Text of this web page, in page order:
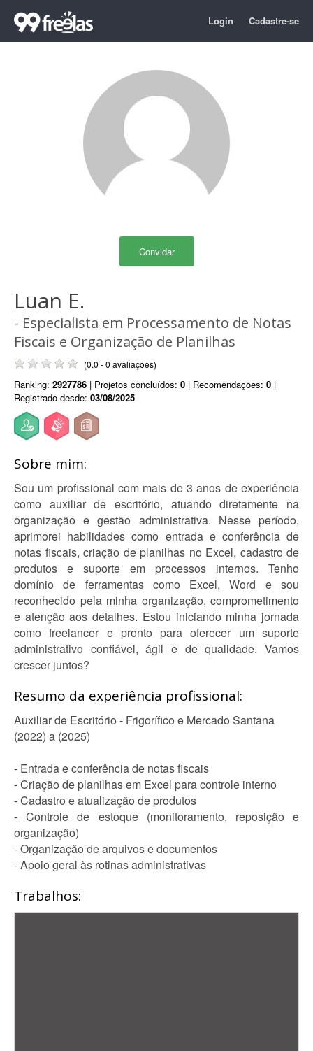
Login Cadastre-se
Convidar
Luan E.
- Especialista em Processamento de Notas
Fiscais e Organização de Planilhas
(0.0 - 0 avaliações)
Ranking: 2927786 | Projetos concluídos: 0 | Recomendações: 0 |
Registrado desde: 03/08/2025
Sobre mim:
Sou um profissional com mais de 3 anos de experiência
como auxiliar de escritório, atuando diretamente na
organização e gestão administrativa. Nesse período,
aprimorei habilidades como entrada e conferência de
notas fiscais, criação de planilhas no Excel, cadastro de
produtos e suporte em processos internos. Tenho
domínio de ferramentas como Excel, Word e sou
reconhecido pela minha organização, comprometimento
e atenção aos detalhes. Estou iniciando minha jornada
como freelancer e pronto para oferecer um suporte
administrativo confiável, ágil e de qualidade. Vamos
crescer juntos?
Resumo da experiência profissional:
Auxiliar de Escritório - Frigorífico e Mercado Santana
(2022) a (2025)
- Entrada e conferência de notas fiscais
- Criação de planilhas em Excel para controle interno
- Cadastro e atualização de produtos
- Controle de estoque (monitoramento, reposição e
organização)
- Organização de arquivos e documentos
- Apoio geral às rotinas administrativas
Trabalhos: